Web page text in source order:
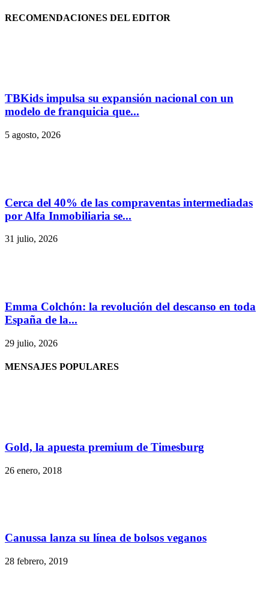
RECOMENDACIONES DEL EDITOR
TBKids impulsa su expansión nacional con un
modelo de franquicia que...
5 agosto, 2026
Cerca del 40% de las compraventas intermediadas
por Alfa Inmobiliaria se...
31 julio, 2026
Emma Colchón: la revolución del descanso en toda
España de la...
29 julio, 2026
MENSAJES POPULARES
Gold, la apuesta premium de Timesburg
26 enero, 2018
Canussa lanza su línea de bolsos veganos
28 febrero, 2019